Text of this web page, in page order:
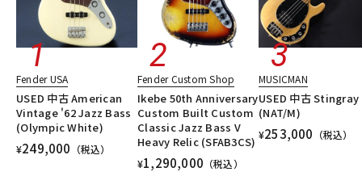
中古 ヴィンテージ
Fender USA
USED 中古 American
Vintage '62 Jazz Bass
(Olympic White)
¥249,000 （税込）
Fender Custom Shop
Ikebe 50th Anniversary
Custom Built Custom
Classic Jazz Bass V
Heavy Relic (SFAB3CS)
¥1,290,000 （税込）
MUSICMAN
USED 中古 Stingray
(NAT/M)
¥253,000 （税込）